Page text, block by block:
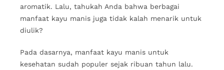
aromatik. Lalu, tahukah Anda bahwa berbagai
manfaat kayu manis juga tidak kalah menarik untuk
diulik?
Pada dasarnya, manfaat kayu manis untuk
kesehatan sudah populer sejak ribuan tahun lalu.